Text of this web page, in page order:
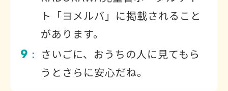
ト「ヨメルバ」に掲載されること
があります。
9 ：
さいごに、おうちの人に見てもら
うとさらに安心だね。